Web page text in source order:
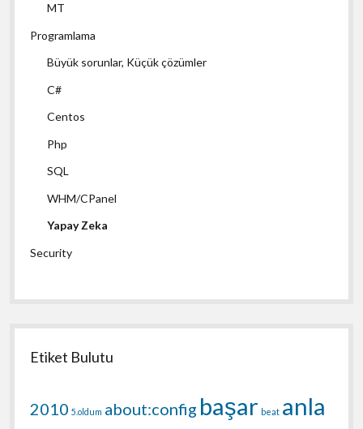
MT
Programlama
Büyük sorunlar, Küçük çözümler
C#
Centos
Php
SQL
WHM/CPanel
Yapay Zeka
Security
Etiket Bulutu
2010 5.oldum about:config başar beat anla